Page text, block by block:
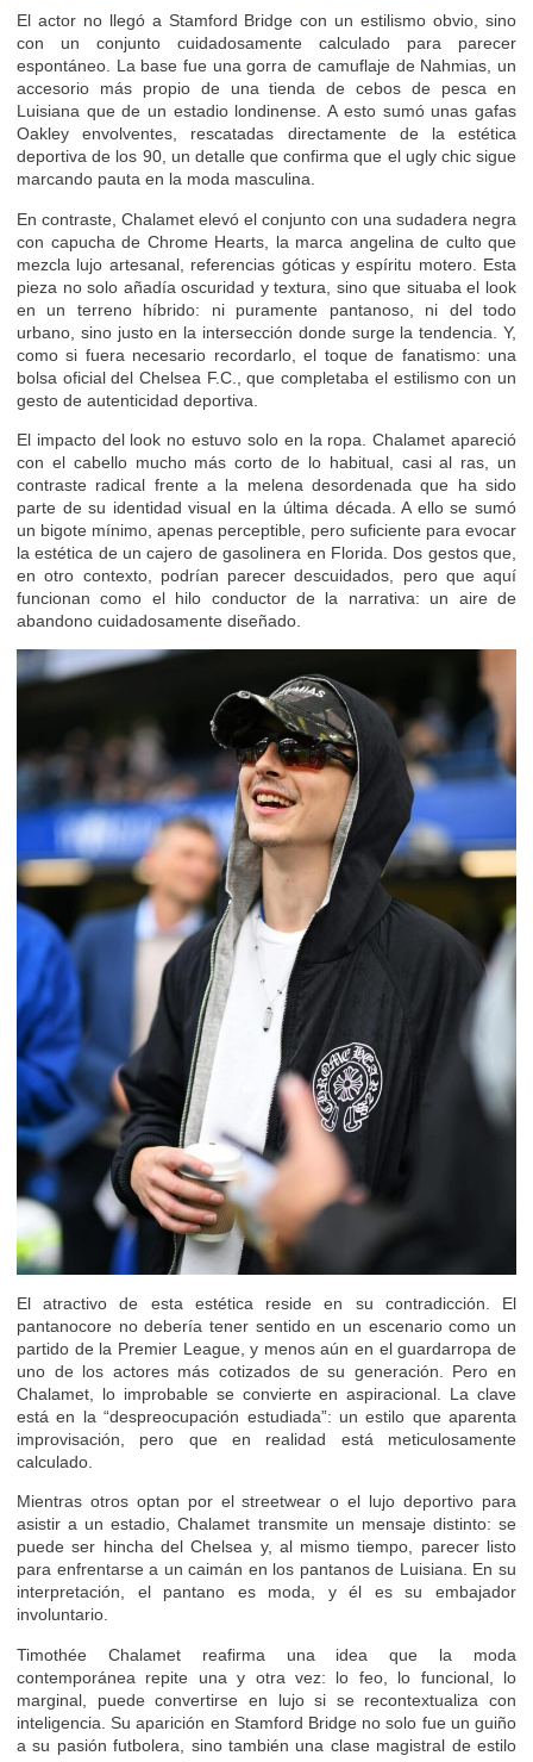
El actor no llegó a Stamford Bridge con un estilismo obvio, sino
con un conjunto cuidadosamente calculado para parecer
espontáneo. La base fue una gorra de camuflaje de Nahmias, un
accesorio más propio de una tienda de cebos de pesca en
Luisiana que de un estadio londinense. A esto sumó unas gafas
Oakley envolventes, rescatadas directamente de la estética
deportiva de los 90, un detalle que confirma que el ugly chic sigue
marcando pauta en la moda masculina.
En contraste, Chalamet elevó el conjunto con una sudadera negra
con capucha de Chrome Hearts, la marca angelina de culto que
mezcla lujo artesanal, referencias góticas y espíritu motero. Esta
pieza no solo añadía oscuridad y textura, sino que situaba el look
en un terreno híbrido: ni puramente pantanoso, ni del todo
urbano, sino justo en la intersección donde surge la tendencia. Y,
como si fuera necesario recordarlo, el toque de fanatismo: una
bolsa oficial del Chelsea F.C., que completaba el estilismo con un
gesto de autenticidad deportiva.
El impacto del look no estuvo solo en la ropa. Chalamet apareció
con el cabello mucho más corto de lo habitual, casi al ras, un
contraste radical frente a la melena desordenada que ha sido
parte de su identidad visual en la última década. A ello se sumó
un bigote mínimo, apenas perceptible, pero suficiente para evocar
la estética de un cajero de gasolinera en Florida. Dos gestos que,
en otro contexto, podrían parecer descuidados, pero que aquí
funcionan como el hilo conductor de la narrativa: un aire de
abandono cuidadosamente diseñado.
El atractivo de esta estética reside en su contradicción. El
pantanocore no debería tener sentido en un escenario como un
partido de la Premier League, y menos aún en el guardarropa de
uno de los actores más cotizados de su generación. Pero en
Chalamet, lo improbable se convierte en aspiracional. La clave
está en la “despreocupación estudiada”: un estilo que aparenta
improvisación, pero que en realidad está meticulosamente
calculado.
Mientras otros optan por el streetwear o el lujo deportivo para
asistir a un estadio, Chalamet transmite un mensaje distinto: se
puede ser hincha del Chelsea y, al mismo tiempo, parecer listo
para enfrentarse a un caimán en los pantanos de Luisiana. En su
interpretación, el pantano es moda, y él es su embajador
involuntario.
Timothée Chalamet reafirma una idea que la moda
contemporánea repite una y otra vez: lo feo, lo funcional, lo
marginal, puede convertirse en lujo si se recontextualiza con
inteligencia. Su aparición en Stamford Bridge no solo fue un guiño
a su pasión futbolera, sino también una clase magistral de estilo